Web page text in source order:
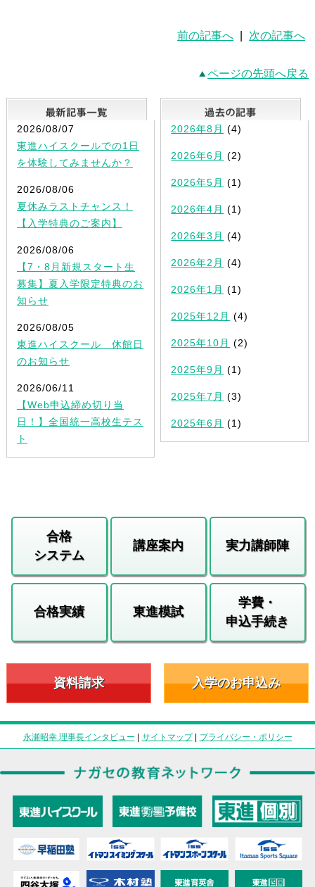
前の記事へ 次の記事へ
ページの先頭へ戻る
最新記事一覧
2026/08/07
東進ハイスクールでの1日
を体験してみませんか？
2026/08/06
夏休みラストチャンス！
【入学特典のご案内】
2026/08/06
【7・8月新規スタート生
募集】夏入学限定特典のお
知らせ
2026/08/05
東進ハイスクール 休館日
のお知らせ
2026/06/11
【Web申込締め切り当
日！】全国統一高校生テス
ト
2026年8月 (4)
2026年6月 (2)
2026年5月 (1)
2026年4月 (1)
2026年3月 (4)
2026年2月 (4)
2026年1月 (1)
2025年12月 (4)
2025年10月 (2)
2025年9月 (1)
2025年7月 (3)
2025年6月 (1)
合格
システム
講座案内 実力講師陣
合格実績 東進模試
学費・
申込手続き
資料請求 入学のお申込み
永瀬昭幸 理事長インタビュー | サイトマップ| プライバシー・ポリシー